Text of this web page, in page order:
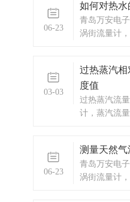
06-23
如何对热
青岛万安电
涡街流量计
系统，显示
表，分析仪
表等，以及
03-03
过热蒸汽
度值
过热蒸汽流
计，蒸汽流
06-23
测量天然
青岛万安电
涡街流量计